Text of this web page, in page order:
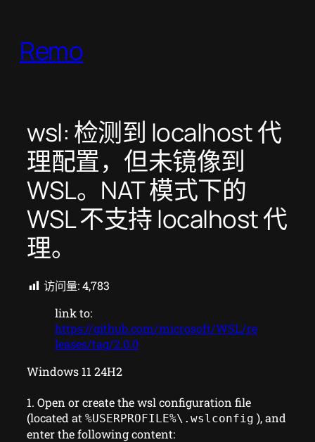
Remo
wsl: 检测到 localhost 代
理配置，但未镜像到
WSL。NAT 模式下的
WSL 不支持 localhost 代
理。
访问量:4,783
link to:
https://github.com/microsoft/WSL/re
leases/tag/2.0.0
Windows 11 24H2
1. Open or create the wsl configuration file
(located at %USERPROFILE%\.wslconfig ), and
enter the following content: